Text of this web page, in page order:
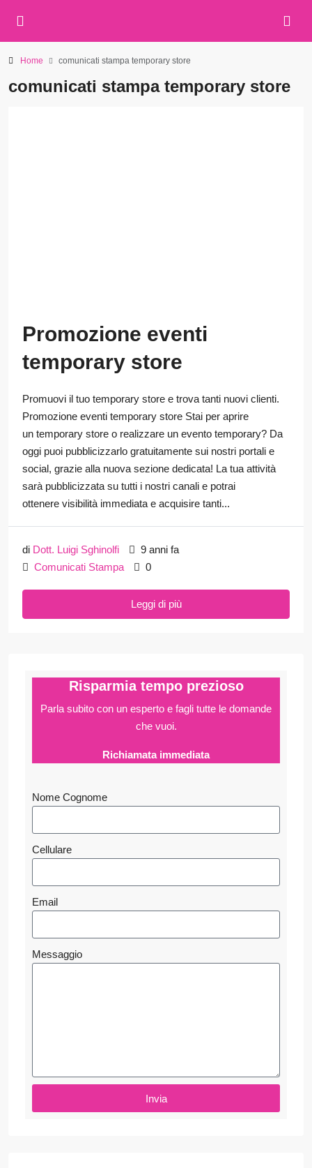
Home comunicati stampa temporary store
comunicati stampa temporary store
Promozione eventi
temporary store
Promuovi il tuo temporary store e trova tanti nuovi clienti.
Promozione eventi temporary store Stai per aprire
un temporary store o realizzare un evento temporary? Da
oggi puoi pubblicizzarlo gratuitamente sui nostri portali e
social, grazie alla nuova sezione dedicata! La tua attività
sarà pubblicizzata su tutti i nostri canali e potrai
ottenere visibilità immediata e acquisire tanti...
di Dott. Luigi Sghinolfi
9 anni fa
Comunicati Stampa
0
Leggi di più
Risparmia tempo prezioso
Parla subito con un esperto e fagli tutte le domande
che vuoi.
Richiamata immediata
Nome Cognome
Cellulare
Email
Messaggio
Invia